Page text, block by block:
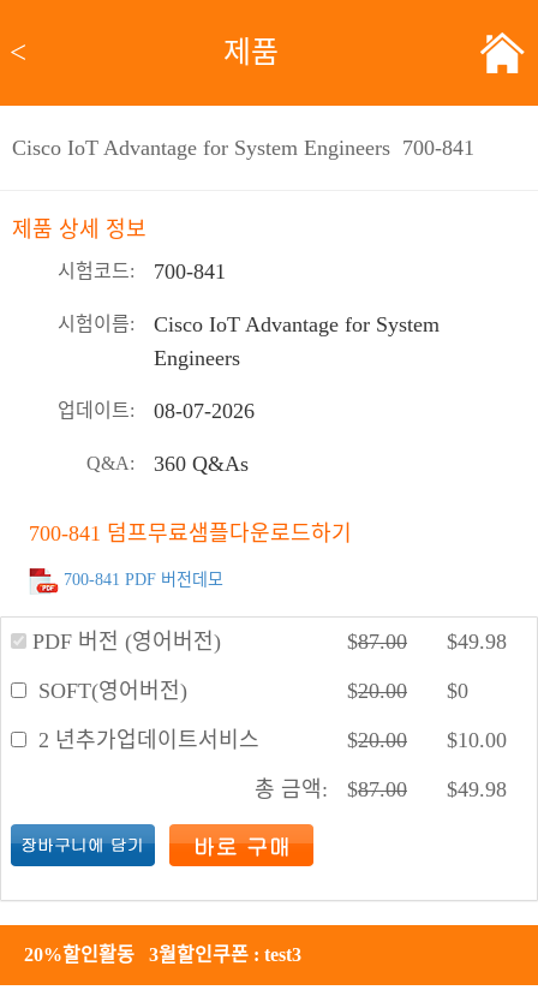
< 제품
Cisco IoT Advantage for System Engineers 700-841
제품 상세 정보
시험코드: 700-841
시험이름:
Cisco IoT Advantage for System
Engineers
업데이트: 08-07-2026
Q&A: 360 Q&As
700-841 덤프무료샘플다운로드하기
700-841 PDF 버전데모
PDF 버전 (영어버전) $87.00 $49.98
SOFT(영어버전) $20.00 $0
2 년추가업데이트서비스 $20.00 $10.00
총 금액: $87.00 $49.98
20%할인활동 3월할인쿠폰 : test3